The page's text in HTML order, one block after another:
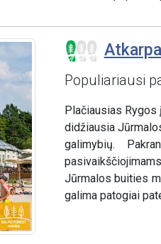
Populiariausi
Plačiausias
didžiausia
galimybių.
Jūrmalos buities
galima patogiai